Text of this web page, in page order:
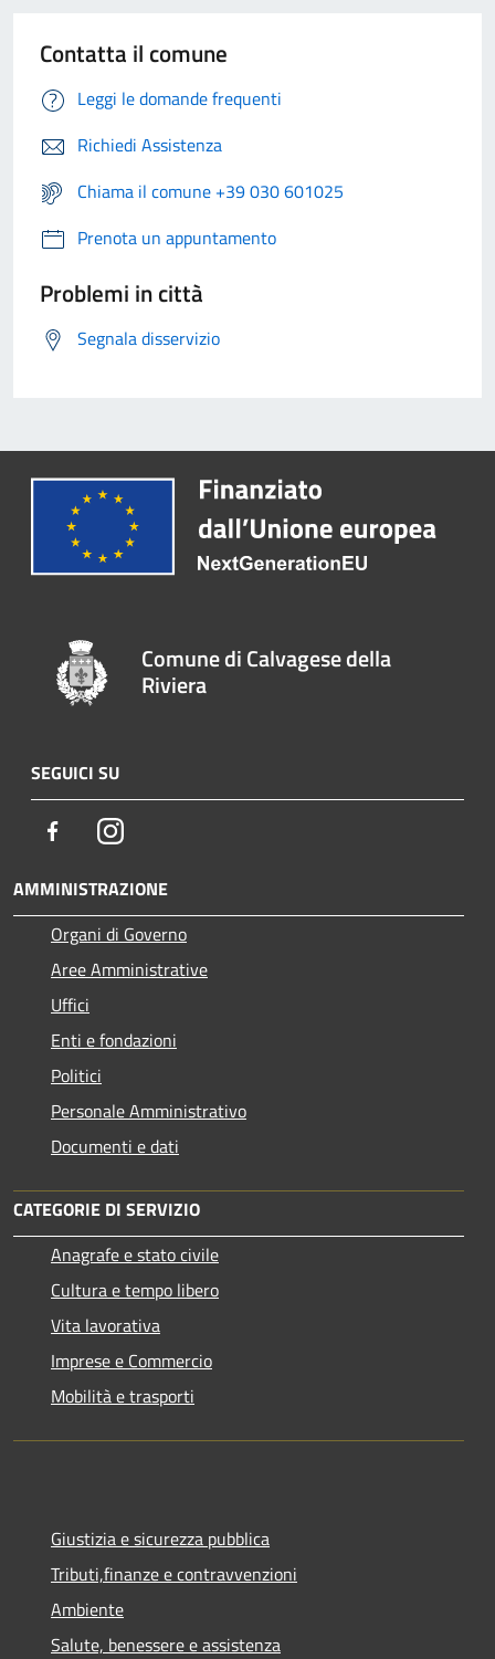
Contatta il comune
Leggi le domande frequenti
Richiedi Assistenza
Chiama il comune +39 030 601025
Prenota un appuntamento
Problemi in città
Segnala disservizio
Comune di Calvagese della
Riviera
SEGUICI SU
FacebookInstagram
AMMINISTRAZIONE
Organi di Governo
Aree Amministrative
Uffici
Enti e fondazioni
Politici
Personale Amministrativo
Documenti e dati
CATEGORIE DI SERVIZIO
Anagrafe e stato civile
Cultura e tempo libero
Vita lavorativa
Imprese e Commercio
Mobilità e trasporti
Giustizia e sicurezza pubblica
Tributi,finanze e contravvenzioni
Ambiente
Salute, benessere e assistenza